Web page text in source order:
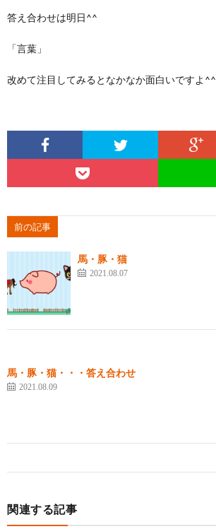
答え合わせは明日^^
「言葉」
改めて注目してみるとなかなか面白いですよ^^
前の記事
馬・豚・猫
2021.08.07
馬・豚・猫・・・答え合わせ
2021.08.09
関連する記事